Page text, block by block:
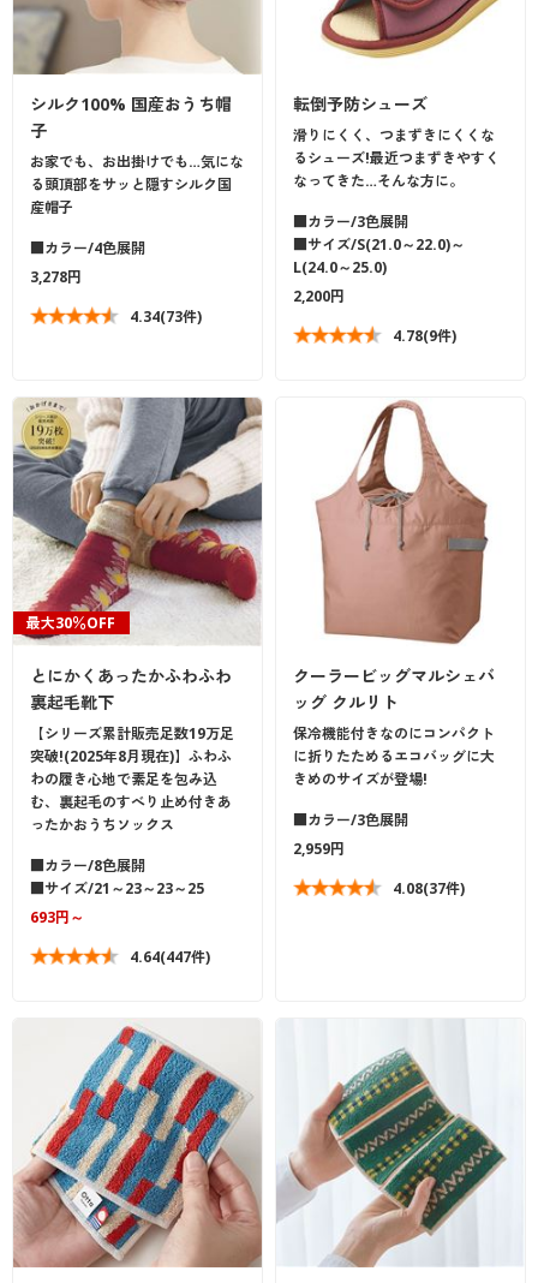
シルク100% 国産おうち帽
子
お家でも、お出掛けでも…気にな
る頭頂部をサッと隠すシルク国
産帽子
■カラー/4色展開
3,278円
4.34(73件)
転倒予防シューズ
滑りにくく、つまずきにくくな
るシューズ!最近つまずきやすく
なってきた…そんな方に。
■カラー/3色展開
■サイズ/S(21.0～22.0)～
L(24.0～25.0)
2,200円
4.78(9件)
最大30％OFF
とにかくあったかふわふわ
裏起毛靴下
【シリーズ累計販売足数19万足
突破!(2025年8月現在)】ふわふ
わの履き心地で素足を包み込
む、裏起毛のすべり止め付きあ
ったかおうちソックス
■カラー/8色展開
■サイズ/21～23～23～25
693円～
4.64(447件)
クーラービッグマルシェバ
ッグ クルリト
保冷機能付きなのにコンパクト
に折りたためるエコバッグに大
きめのサイズが登場!
■カラー/3色展開
2,959円
4.08(37件)